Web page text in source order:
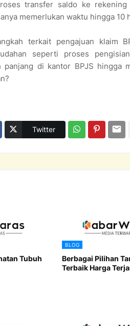
transfer saldo ke
memerlukan waktu hingga 10
terkait pengajuan klaim
seperti proses
panjang di kantor BPJS hingga
Twitter
Tubuh
BLOG
Berbagai Pilihan
Terbaik Harga